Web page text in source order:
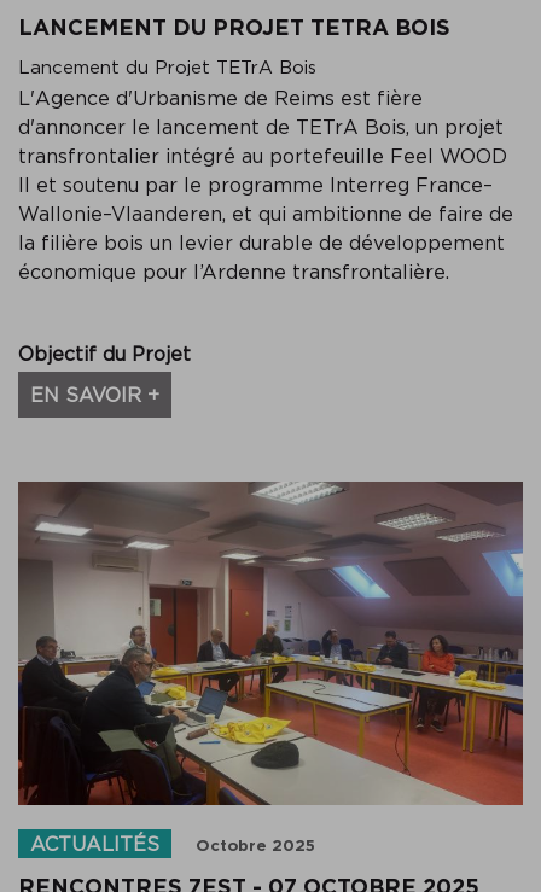
LANCEMENT DU PROJET TETRA BOIS
Lancement du Projet TETrA Bois
L'Agence d'Urbanisme de Reims est fière
d'annoncer le lancement de TETrA Bois, un projet
transfrontalier intégré au portefeuille Feel WOOD
II et soutenu par le programme Interreg France–
Wallonie–Vlaanderen, et qui ambitionne de faire de
la filière bois un levier durable de développement
économique pour l’Ardenne transfrontalière.
Objectif du Projet
EN SAVOIR +
ACTUALITÉS Octobre 2025
RENCONTRES 7EST - 07 OCTOBRE 2025